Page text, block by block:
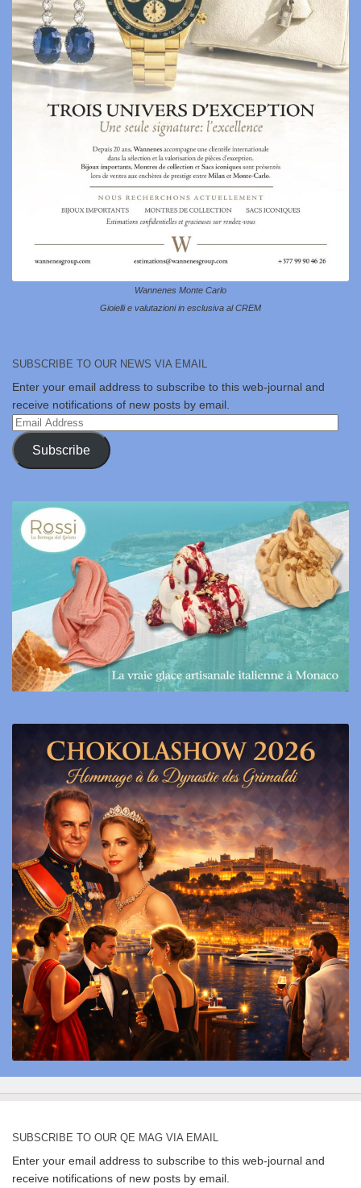
Wannenes Monte Carlo
Gioielli e valutazioni in esclusiva al CREM
SUBSCRIBE TO OUR NEWS VIA EMAIL
Enter your email address to subscribe to this web-journal and
receive notifications of new posts by email.
Email
Address
Subscribe
SUBSCRIBE TO OUR QE MAG VIA EMAIL
Enter your email address to subscribe to this web-journal and
receive notifications of new posts by email.